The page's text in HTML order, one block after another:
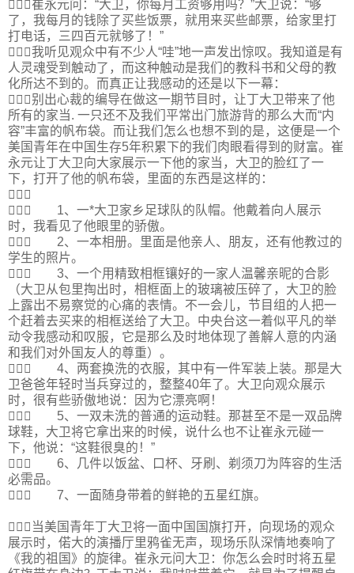
崔永元问：“大卫，你每月工资够用吗？”大卫说：“够
了，我每月的钱除了买些饭票，就用来买些邮票，给家里打
打电话，三四百元就够了！”
我听见观众中有不少人“哇”地一声发出惊叹。我知道是有
人灵魂受到触动了，而这种触动是我们的教科书和父母的教
化所达不到的。而真正让我感动的还是以下一幕：
别出心裁的编导在做这一期节目时，让丁大卫带来了他
所有的家当. 一只还不及我们平常出门旅游背的那么大而“内
容”丰富的帆布袋。而让我们怎么也想不到的是，这便是一个
美国青年在中国生存5年积累下的我们肉眼看得到的财富。崔
永元让丁大卫向大家展示一下他的家当，大卫的脸红了一
下，打开了他的帆布袋，里面的东西是这样的：

 1、一*大卫家乡足球队的队帽。他戴着向人展示
时，我看见了他眼里的骄傲。
 2、一本相册。里面是他亲人、朋友，还有他教过的
学生的照片。
 3、一个用精致相框镶好的一家人温馨亲昵的合影
（大卫从包里掏出时，相框面上的玻璃被压碎了，大卫的脸
上露出不易察觉的心痛的表情。不一会儿，节目组的人把一
个赶着去买来的相框送给了大卫。中央台这一着似平凡的举
动令我感动和叹服，它是那么及时地体现了善解人意的内涵
和我们对外国友人的尊重）。
 4、两套换洗的衣服，其中有一件军装上装。那是大
卫爸爸年轻时当兵穿过的，整整40年了。大卫向观众展示
时，很有些骄傲地说：因为它漂亮啊！
 5、一双未洗的普通的运动鞋。那甚至不是一双品牌
球鞋，大卫将它拿出来的时候，说什么也不让崔永元碰一
下，他说：“这鞋很臭的！”
 6、几件以饭盆、口杯、牙刷、剃须刀为阵容的生活
必需品。
 7、一面随身带着的鲜艳的五星红旗。
当美国青年丁大卫将一面中国国旗打开，向现场的观众
展示时，偌大的演播厅里鸦雀无声，现场乐队深情地奏响了
《我的祖国》的旋律。崔永元问大卫：你怎么会时时将五星